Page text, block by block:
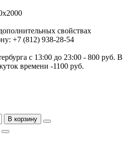
свойствах
+7 (812) 938-28-54
с 13:00 до 23:00 - 800 руб. В
времени -1100 руб.
В корзину